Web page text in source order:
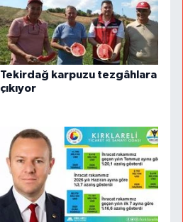
Tekirdağ karpuzu tezgâhlara
çıkıyor